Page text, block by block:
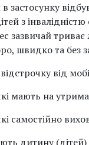
застосунку
з
зазвичай триває
швидко та без
від
мають на
самостійно
дитину